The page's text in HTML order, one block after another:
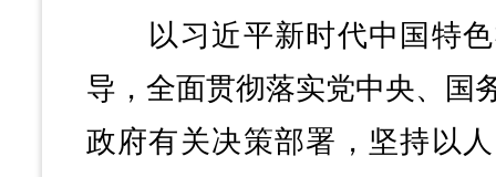
以习近平新时代中国特色
导，全面贯彻落实党中央、国
政府有关决策部署，坚持以